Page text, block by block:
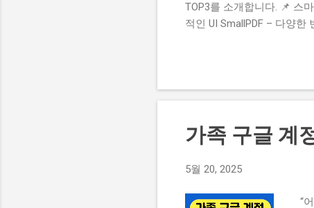
TOP3를 소개합니다. 📌 스
적인 UI SmallPDF – 다양한
합치거나 , 보안 설정 , 워
가? 업로드 용량 제한이 낮
있습니다. 그렇다면 어떤
팁 10가지 보기 [2]
가족 구글 계
5월 20, 2025
“